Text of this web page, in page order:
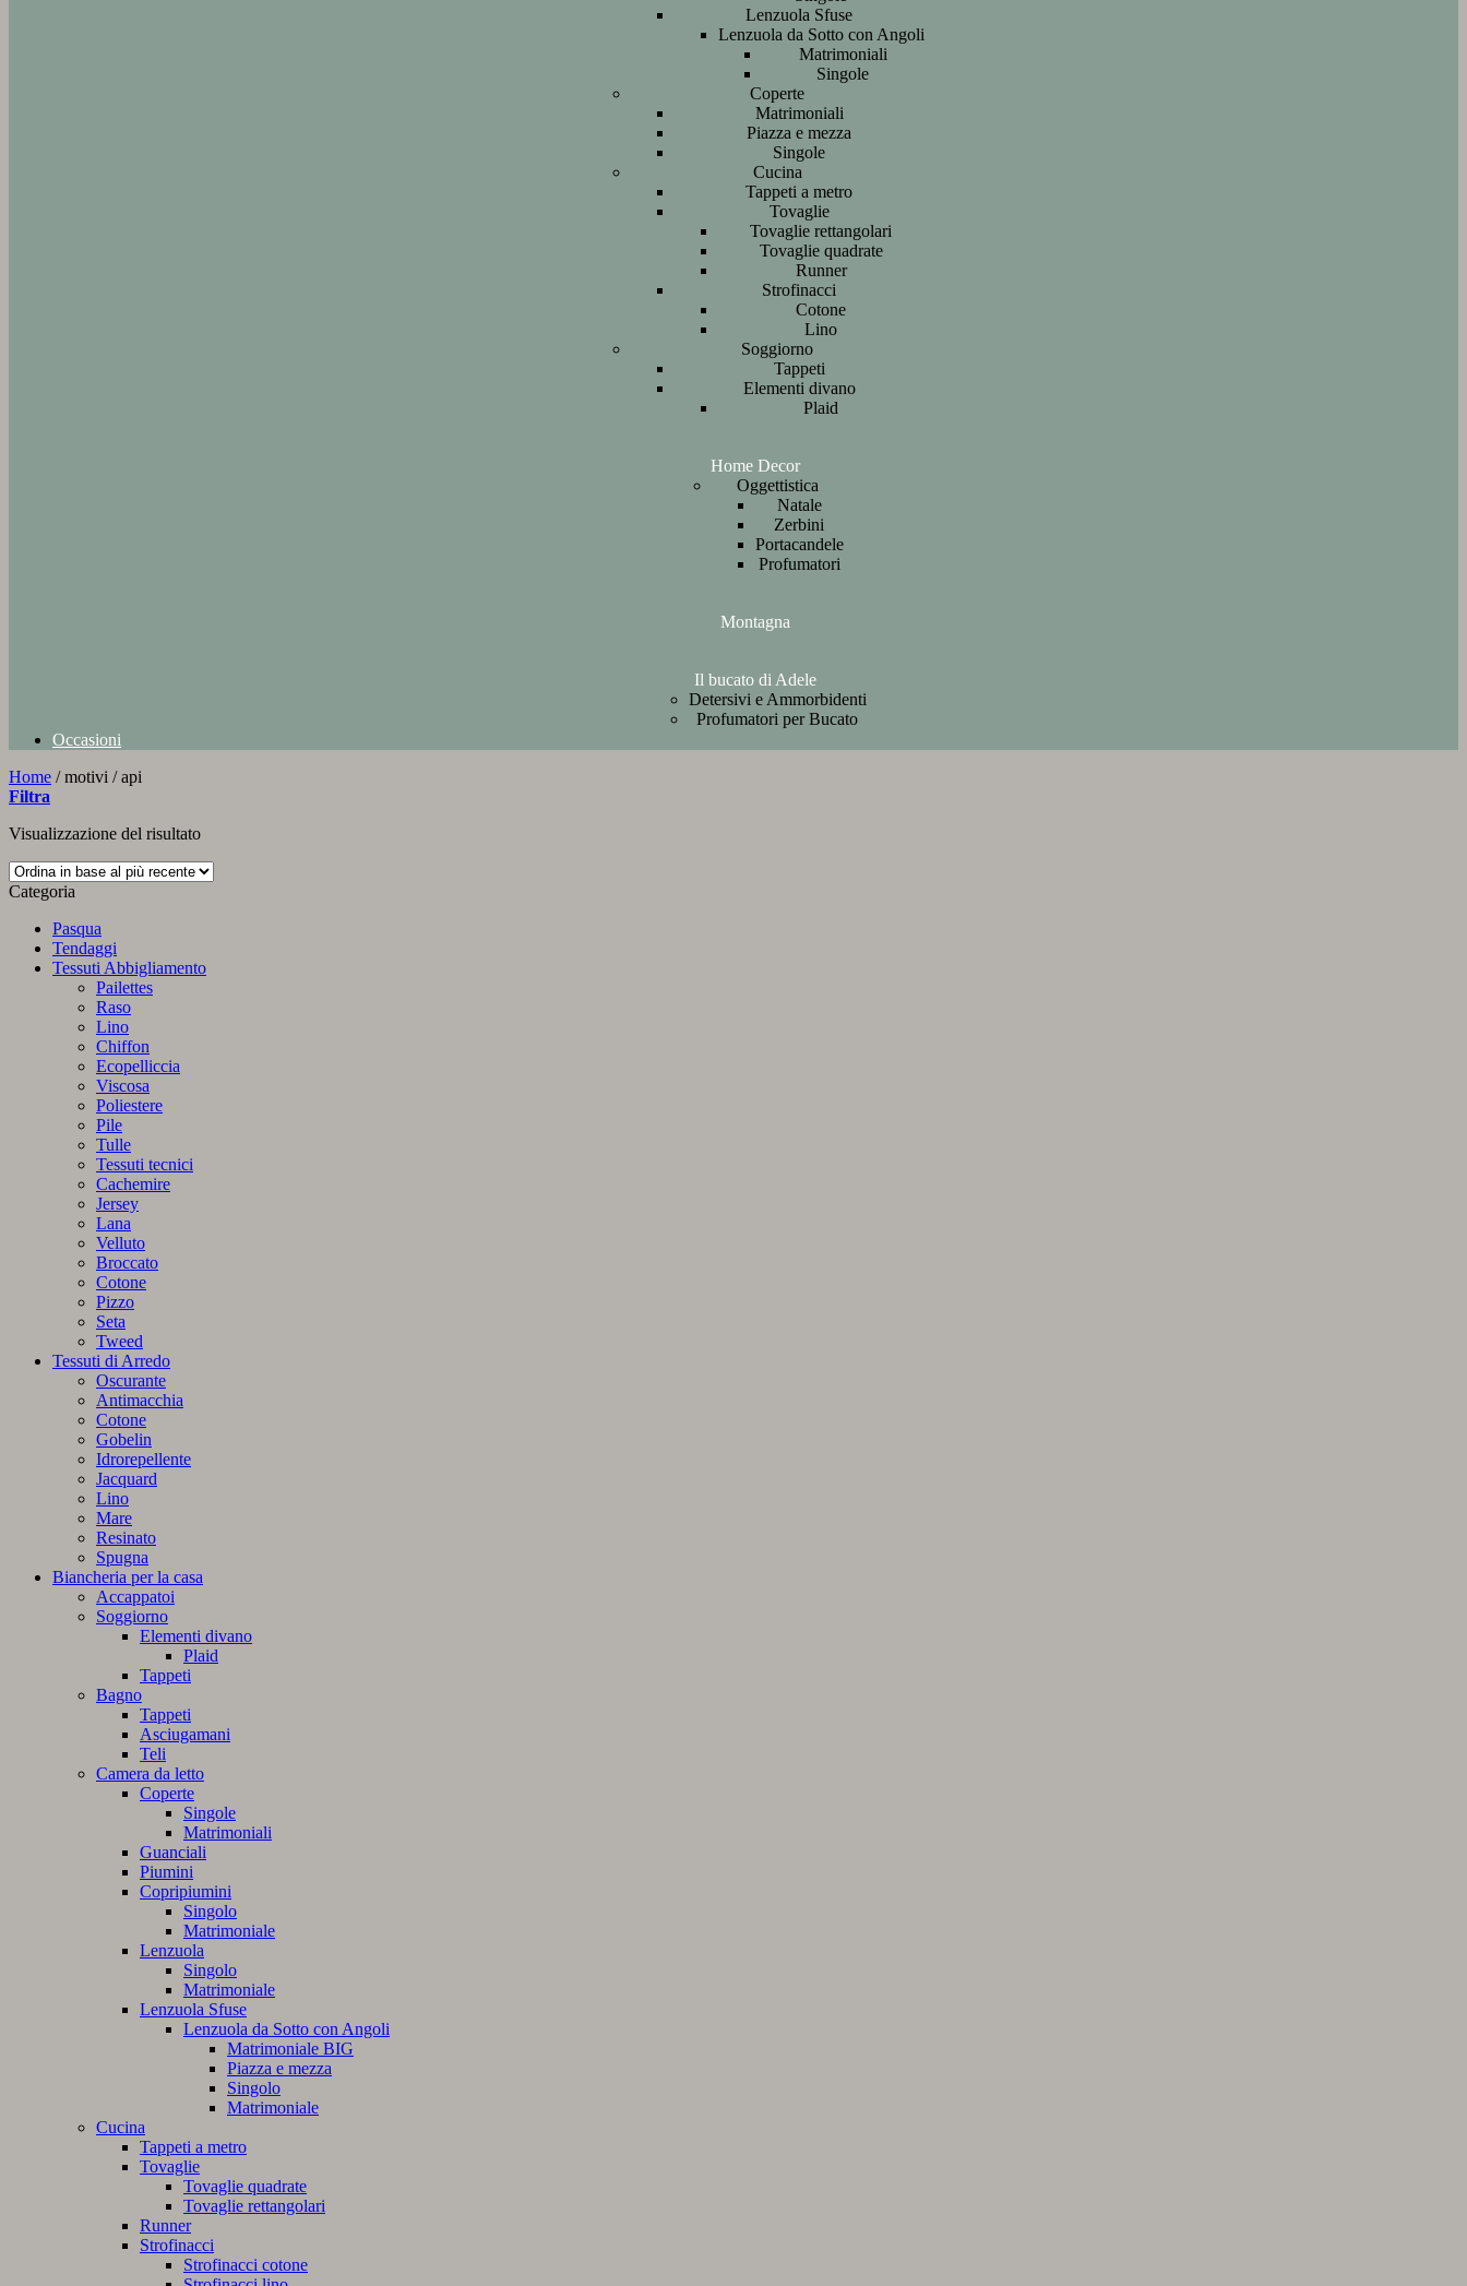
Lenzuola Sfuse
Lenzuola da Sotto con Angoli
Matrimoniali
Singole
Coperte
Matrimoniali
Piazza e mezza
Singole
Cucina
Tappeti a metro
Tovaglie
Tovaglie rettangolari
Tovaglie quadrate
Runner
Strofinacci
Cotone
Lino
Soggiorno
Tappeti
Elementi divano
Plaid
Home Decor
Oggettistica
Natale
Zerbini
Portacandele
Profumatori
Montagna
Il bucato di Adele
Detersivi e Ammorbidenti
Profumatori per Bucato
Occasioni
Home /motivi /api
Filtra
Visualizzazione del risultato
Categoria
Pasqua
Tendaggi
Tessuti Abbigliamento
Pailettes
Raso
Lino
Chiffon
Ecopelliccia
Viscosa
Poliestere
Pile
Tulle
Tessuti tecnici
Cachemire
Jersey
Lana
Velluto
Broccato
Cotone
Pizzo
Seta
Tweed
Tessuti di Arredo
Oscurante
Antimacchia
Cotone
Gobelin
Idrorepellente
Jacquard
Lino
Mare
Resinato
Spugna
Biancheria per la casa
Accappatoi
Soggiorno
Elementi divano
Plaid
Tappeti
Bagno
Tappeti
Asciugamani
Teli
Camera da letto
Coperte
Singole
Matrimoniali
Guanciali
Piumini
Copripiumini
Singolo
Matrimoniale
Lenzuola
Singolo
Matrimoniale
Lenzuola Sfuse
Lenzuola da Sotto con Angoli
Matrimoniale BIG
Piazza e mezza
Singolo
Matrimoniale
Cucina
Tappeti a metro
Tovaglie
Tovaglie quadrate
Tovaglie rettangolari
Runner
Strofinacci
Strofinacci cotone